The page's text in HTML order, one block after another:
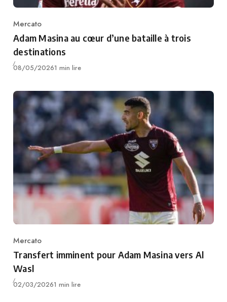
Category
Mercato
Adam Masina au cœur d’une bataille à trois
destinations
Publié
08/05/20261 min lire
Category
Mercato
Transfert imminent pour Adam Masina vers Al
Wasl
Publié
02/03/20261 min lire